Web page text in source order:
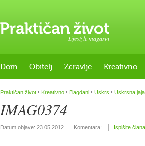
Lifestyle magazin
Dom Obitelj Zdravlje Kreativno
Praktičan život › Kreativno › Blagdani › Uskrs › Uskrsna
IMAG0374
Datum objave: 23.05.2012 Komentara: Ispišite